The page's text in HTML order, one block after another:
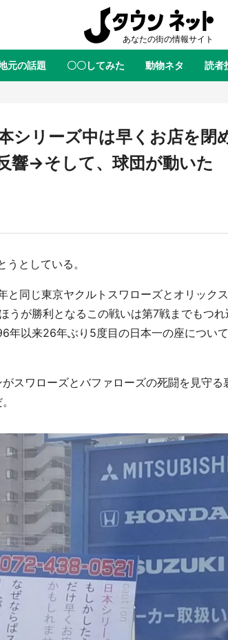
全国 全国
東北 青森 岩手
関東 茨城 栃木
中国
四国 徳島 香川
九州 福岡 佐賀
元の話題 〇〇してみた 動物ネタ 読者
絶景 あの時はありがとう 物語がはじま
公式プロモ動画で「聖地」
『薬屋のひとりご
に入り込む 六本
／1～10／26】
もっとみる
シリーズ中は早くお店を閉
響→そして、球団が動いた
としている。
同じ東京ヤクルトスワローズとオリックス
うが勝利となるこの戦いは第7戦までもつれ
年以来26年ぶり5度目の日本一の座につい
スワローズとバファローズの死闘を見守る